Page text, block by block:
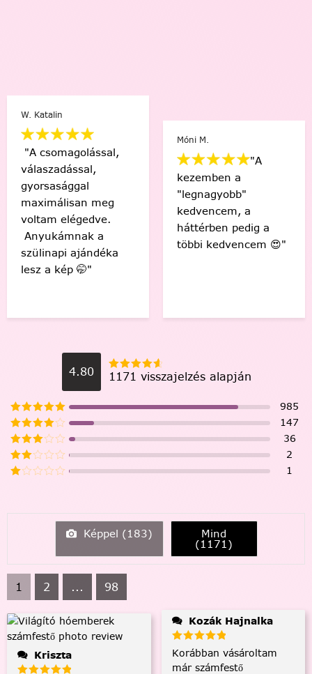
Katalin
csomagolással,
meg
elégedve.
a
ajándéka
a kép 🤭"
Móni M.
"A
kezemben a
"legnagyobb"
kedvencem, a
háttérben pedig a
többi kedvencem 😍"
4.80 1171 visszajelzés alapján
985
147
36
2
1
Képpel (183) Mind
(1171)
1 2 ... 98
Kriszta
Kozák Hajnalka
Korábban vásároltam
már számfestő